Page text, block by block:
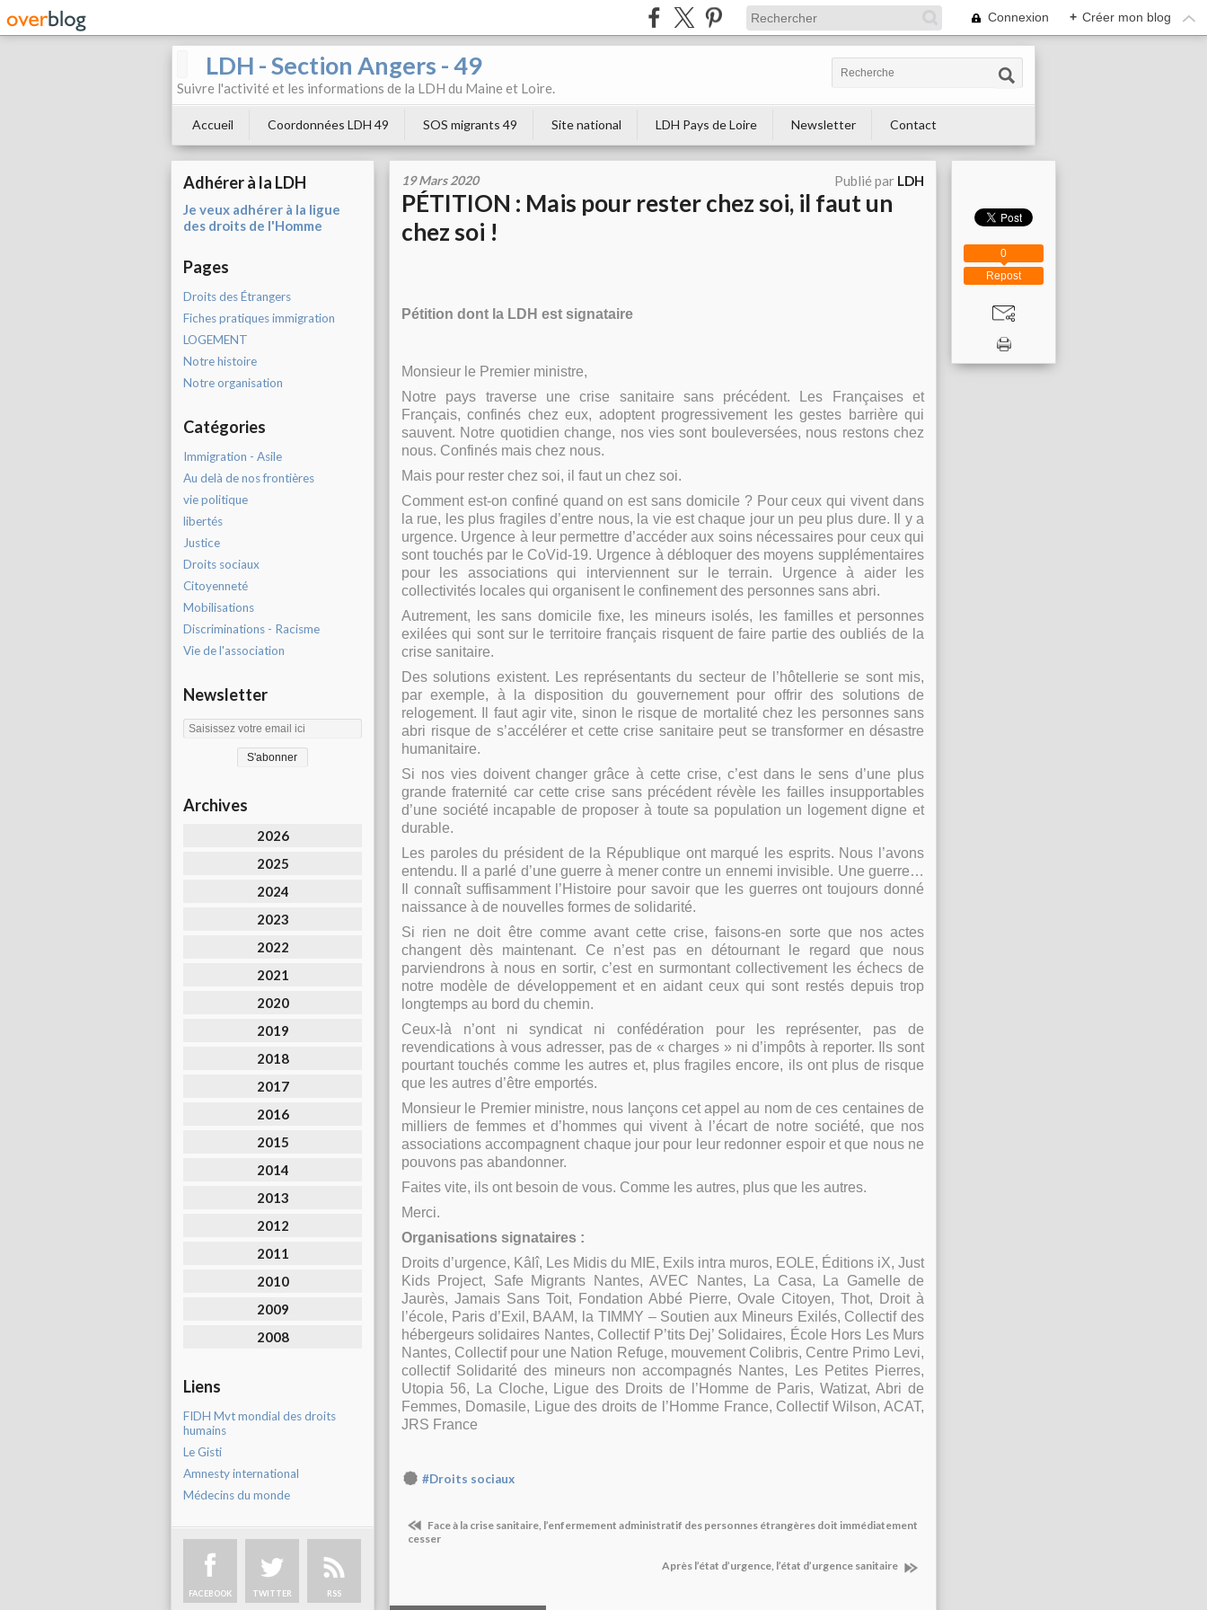
Connexion + Créer mon blog
LDH - Section Angers - 49
Suivre l'activité et les informations de la LDH du Maine et Loire.
Accueil Coordonnées LDH 49 SOS migrants 49 Site national LDH Pays de Loire Newsletter Contact
Adhérer à la LDH
Je veux adhérer à la ligue
des droits de l'Homme
Pages
Droits des Étrangers
Fiches pratiques immigration
LOGEMENT
Notre histoire
Notre organisation
Catégories
Immigration - Asile
Au delà de nos frontières
vie politique
libertés
Justice
Droits sociaux
Citoyenneté
Mobilisations
Discriminations - Racisme
Vie de l'association
Newsletter
Archives
2026
2025
2024
2023
2022
2021
2020
2019
2018
2017
2016
2015
2014
2013
2012
2011
2010
2009
2008
Liens
FIDH Mvt mondial des droits
humains
Le Gisti
Amnesty international
Médecins du monde
FACEBOOK TWITTER RSS
19 Mars 2020 Publié par LDH
PÉTITION : Mais pour rester chez soi, il faut un
chez soi !
Pétition dont la LDH est signataire
Monsieur le Premier ministre,
Notre pays traverse une crise sanitaire sans précédent. Les Françaises et
Français, confinés chez eux, adoptent progressivement les gestes barrière qui
sauvent. Notre quotidien change, nos vies sont bouleversées, nous restons chez
nous. Confinés mais chez nous.
Mais pour rester chez soi, il faut un chez soi.
Comment est-on confiné quand on est sans domicile ? Pour ceux qui vivent dans
la rue, les plus fragiles d’entre nous, la vie est chaque jour un peu plus dure. Il y a
urgence. Urgence à leur permettre d’accéder aux soins nécessaires pour ceux qui
sont touchés par le CoVid-19. Urgence à débloquer des moyens supplémentaires
pour les associations qui interviennent sur le terrain. Urgence à aider les
collectivités locales qui organisent le confinement des personnes sans abri.
Autrement, les sans domicile fixe, les mineurs isolés, les familles et personnes
exilées qui sont sur le territoire français risquent de faire partie des oubliés de la
crise sanitaire.
Des solutions existent. Les représentants du secteur de l’hôtellerie se sont mis,
par exemple, à la disposition du gouvernement pour offrir des solutions de
relogement. Il faut agir vite, sinon le risque de mortalité chez les personnes sans
abri risque de s’accélérer et cette crise sanitaire peut se transformer en désastre
humanitaire.
Si nos vies doivent changer grâce à cette crise, c’est dans le sens d’une plus
grande fraternité car cette crise sans précédent révèle les failles insupportables
d’une société incapable de proposer à toute sa population un logement digne et
durable.
Les paroles du président de la République ont marqué les esprits. Nous l’avons
entendu. Il a parlé d’une guerre à mener contre un ennemi invisible. Une guerre…
Il connaît suffisamment l’Histoire pour savoir que les guerres ont toujours donné
naissance à de nouvelles formes de solidarité.
Si rien ne doit être comme avant cette crise, faisons-en sorte que nos actes
changent dès maintenant. Ce n’est pas en détournant le regard que nous
parviendrons à nous en sortir, c’est en surmontant collectivement les échecs de
notre modèle de développement et en aidant ceux qui sont restés depuis trop
longtemps au bord du chemin.
Ceux-là n’ont ni syndicat ni confédération pour les représenter, pas de
revendications à vous adresser, pas de « charges » ni d’impôts à reporter. Ils sont
pourtant touchés comme les autres et, plus fragiles encore, ils ont plus de risque
que les autres d’être emportés.
Monsieur le Premier ministre, nous lançons cet appel au nom de ces centaines de
milliers de femmes et d’hommes qui vivent à l’écart de notre société, que nos
associations accompagnent chaque jour pour leur redonner espoir et que nous ne
pouvons pas abandonner.
Faites vite, ils ont besoin de vous. Comme les autres, plus que les autres.
Merci.
Organisations signataires :
Droits d’urgence, Kâlî, Les Midis du MIE, Exils intra muros, EOLE, Éditions iX, Just
Kids Project, Safe Migrants Nantes, AVEC Nantes, La Casa, La Gamelle de
Jaurès, Jamais Sans Toit, Fondation Abbé Pierre, Ovale Citoyen, Thot, Droit à
l’école, Paris d’Exil, BAAM, la TIMMY – Soutien aux Mineurs Exilés, Collectif des
hébergeurs solidaires Nantes, Collectif P’tits Dej’ Solidaires, École Hors Les Murs
Nantes, Collectif pour une Nation Refuge, mouvement Colibris, Centre Primo Levi,
collectif Solidarité des mineurs non accompagnés Nantes, Les Petites Pierres,
Utopia 56, La Cloche, Ligue des Droits de l’Homme de Paris, Watizat, Abri de
Femmes, Domasile, Ligue des droits de l’Homme France, Collectif Wilson, ACAT,
JRS France
#Droits sociaux
Face à la crise sanitaire, l’enfermement administratif des personnes étrangères doit immédiatement
cesser
Après l’état d’urgence, l’état d’urgence sanitaire
Repost
0